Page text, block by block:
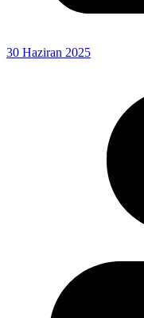
30 Haziran 2025